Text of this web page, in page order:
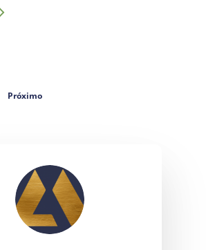
Próximo